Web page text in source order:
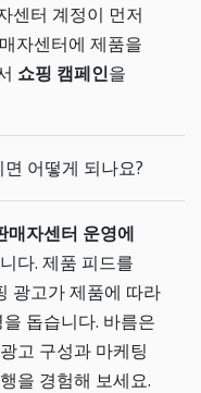
센터 계정이 먼저
자센터에 제품을
쇼핑 캠페인을
어떻게 되나요?
매자센터 운영에
다. 제품 피드를
광고가 제품에 따라
돕습니다. 바름은
고 구성과 마케팅
을 경험해 보세요.